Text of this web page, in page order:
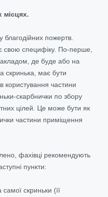
місцях.
благодійних пожертв.
свою специфіку. По-перше,
де буде або на
скринька, має бути
користування частини
скарбнички по збору
цілей. Це може бути як
частини приміщення
фахівці рекомендують
пункти:
скриньки (її